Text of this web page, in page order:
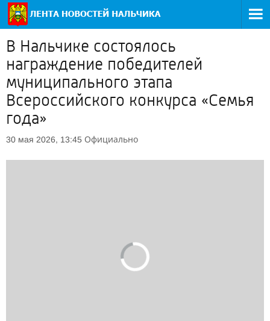
В Нальчике состоялось
награждение победителей
муниципального этапа
Всероссийского конкурса «Семья
года»
30 мая 2026, 13:45 Официально